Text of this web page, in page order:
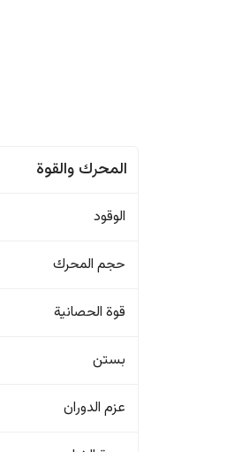
المحرك والقوة
الوقود
حجم المحرك
قوة الحصانية
بستن
عزم الدوران